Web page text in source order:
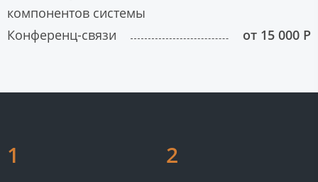
компонентов системы
Конференц-связи
от 15 000 Р
1 2